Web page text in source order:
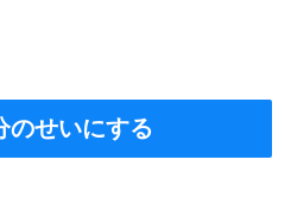
のせいにする